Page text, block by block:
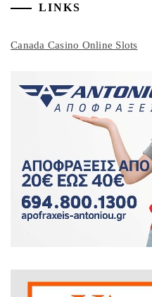
LINKS
Canada Casino Online Slots